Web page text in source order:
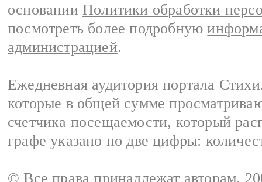
основании Политики обработки
посмотреть более подробную
администрацией.
Ежедневная аудитория портала
которые в общей сумме
счетчика посещаемости, который
графе указано по две цифры:
© Все права принадлежат авторам,